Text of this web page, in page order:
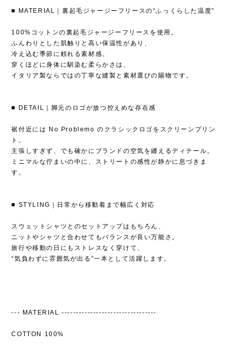
■ MATERIAL｜裏起毛ジャージーフリースの“ふっくらした温度”
100%コットンの裏起毛ジャージーフリースを使用。
ふんわりとした肌触りと高い保温性があり、
冷え込む季節に頼れる素材感。
穿くほどに身体に馴染む柔らかさは、
イタリア製ならではの丁寧な縫製と素材選びの賜物です。
■ DETAIL｜脚元のロゴが放つ控えめな存在感
裾付近には No Problemo のクラシックロゴをスクリーンプリン
ト。
主張しすぎず、でも確かにブランドの空気を纏えるディテール。
ミニマルな佇まいの中に、ストリートの感性が静かに息づきま
す。
■ STYLING｜日常から移動着まで幅広く対応
スウェットシャツとのセットアップはもちろん、
ニットやシャツと合わせてもバランスが良い万能さ。
旅行や移動の日にもストレスなく穿けて、
“気負わずに雰囲気が出る”一本として活躍します。
--- MATERIAL ---------------------------------
COTTON 100%